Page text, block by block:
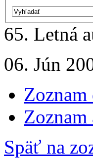
65. Letná
06. Jún
Zoznam
Späť na